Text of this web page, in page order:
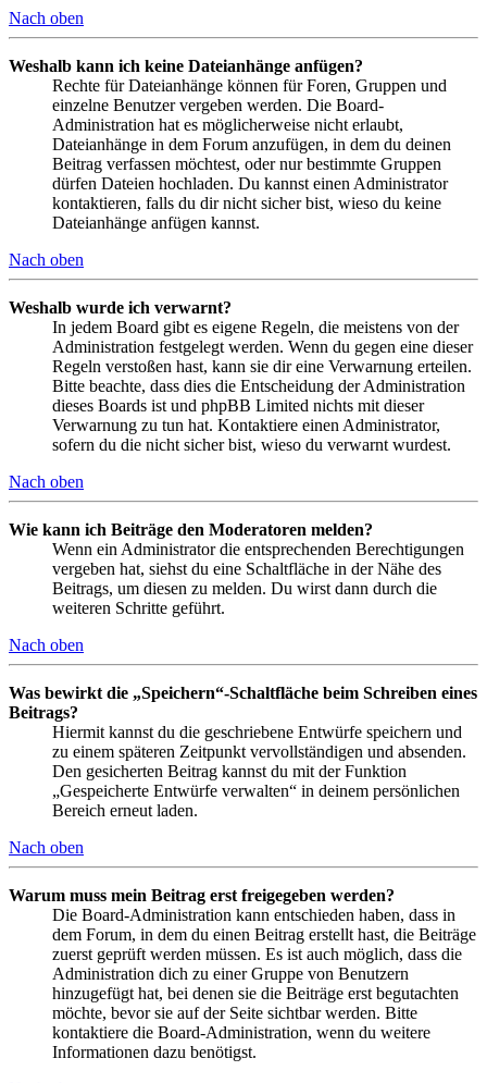
Nach oben
Weshalb kann ich keine Dateianhänge anfügen?
Rechte für Dateianhänge können für Foren, Gruppen und
einzelne Benutzer vergeben werden. Die Board-
Administration hat es möglicherweise nicht erlaubt,
Dateianhänge in dem Forum anzufügen, in dem du deinen
Beitrag verfassen möchtest, oder nur bestimmte Gruppen
dürfen Dateien hochladen. Du kannst einen Administrator
kontaktieren, falls du dir nicht sicher bist, wieso du keine
Dateianhänge anfügen kannst.
Nach oben
Weshalb wurde ich verwarnt?
In jedem Board gibt es eigene Regeln, die meistens von der
Administration festgelegt werden. Wenn du gegen eine dieser
Regeln verstoßen hast, kann sie dir eine Verwarnung erteilen.
Bitte beachte, dass dies die Entscheidung der Administration
dieses Boards ist und phpBB Limited nichts mit dieser
Verwarnung zu tun hat. Kontaktiere einen Administrator,
sofern du die nicht sicher bist, wieso du verwarnt wurdest.
Nach oben
Wie kann ich Beiträge den Moderatoren melden?
Wenn ein Administrator die entsprechenden Berechtigungen
vergeben hat, siehst du eine Schaltfläche in der Nähe des
Beitrags, um diesen zu melden. Du wirst dann durch die
weiteren Schritte geführt.
Nach oben
Was bewirkt die „Speichern“-Schaltfläche beim Schreiben eines
Beitrags?
Hiermit kannst du die geschriebene Entwürfe speichern und
zu einem späteren Zeitpunkt vervollständigen und absenden.
Den gesicherten Beitrag kannst du mit der Funktion
„Gespeicherte Entwürfe verwalten“ in deinem persönlichen
Bereich erneut laden.
Nach oben
Warum muss mein Beitrag erst freigegeben werden?
Die Board-Administration kann entschieden haben, dass in
dem Forum, in dem du einen Beitrag erstellt hast, die Beiträge
zuerst geprüft werden müssen. Es ist auch möglich, dass die
Administration dich zu einer Gruppe von Benutzern
hinzugefügt hat, bei denen sie die Beiträge erst begutachten
möchte, bevor sie auf der Seite sichtbar werden. Bitte
kontaktiere die Board-Administration, wenn du weitere
Informationen dazu benötigst.